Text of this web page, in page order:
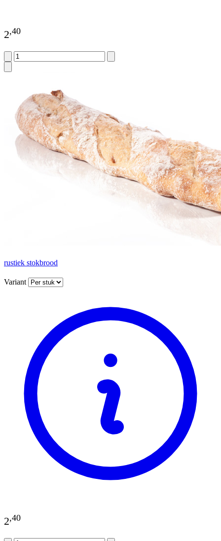
2,40
rustiek stokbrood
Variant
2,40